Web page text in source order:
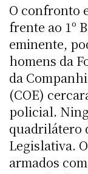
O confronto
frente ao 1º
eminente,
homens da
da
(COE)
policial.
quadrilátero
Legislativa.
armados